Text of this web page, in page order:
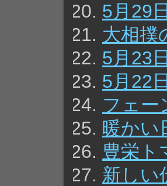
5月29日
大相撲
5月23日
5月22日
フェー
暖かい
豊栄ト
新しい